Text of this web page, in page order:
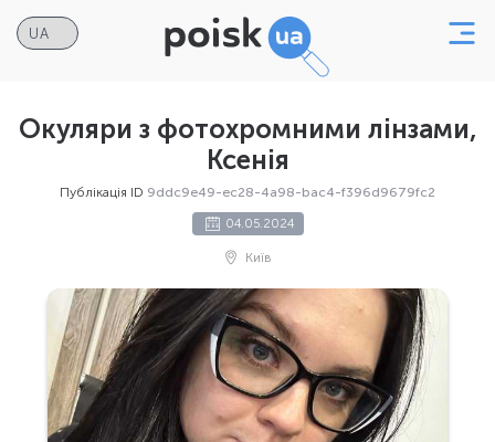
Окуляри з фотохромними лінзами,
Ксенія
Публікація ID 9ddc9e49-ec28-4a98-bac4-f396d9679fc2
04.05.2024
Київ